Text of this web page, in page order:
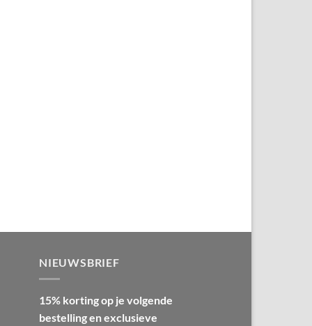
NIEUWSBRIEF
15% korting op je volgende
bestelling en exclusieve